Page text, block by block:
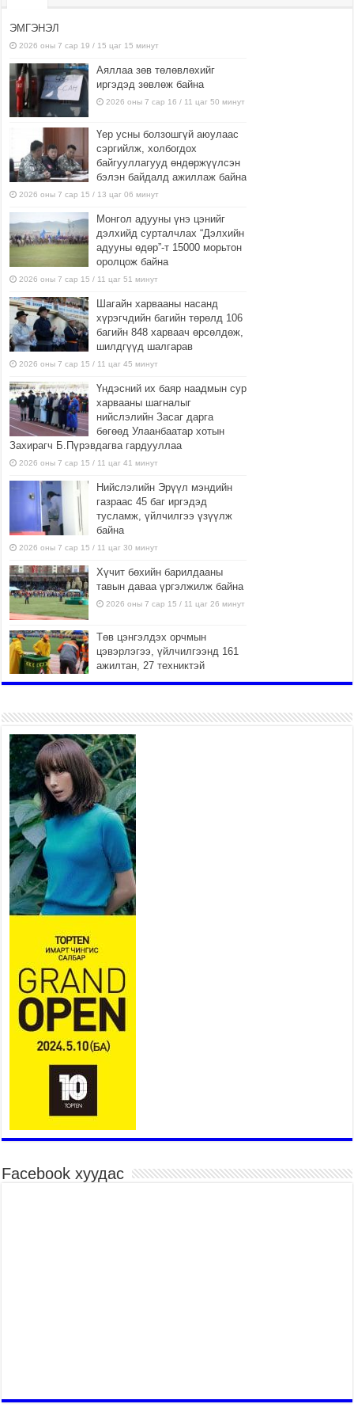
ЭМГЭНЭЛ
2026 оны 7 сар 19 / 15 цаг 15 минут
Аяллаа зөв төлөвлөхийг
иргэдэд зөвлөж байна
2026 оны 7 сар 16 / 11 цаг 50 минут
Үер усны болзошгүй аюулаас
сэргийлж, холбогдох
байгууллагууд өндөржүүлсэн
бэлэн байдалд ажиллаж байна
2026 оны 7 сар 15 / 13 цаг 06 минут
Монгол адууны үнэ цэнийг
дэлхийд сурталчлах “Дэлхийн
адууны өдөр”-т 15000 морьтон
оролцож байна
2026 оны 7 сар 15 / 11 цаг 51 минут
Шагайн харвааны насанд
хүрэгчдийн багийн төрөлд 106
багийн 848 харваач өрсөлдөж,
шилдгүүд шалгарав
2026 оны 7 сар 15 / 11 цаг 45 минут
Үндэсний их баяр наадмын сур
харвааны шагналыг
нийслэлийн Засаг дарга
бөгөөд Улаанбаатар хотын
Захирагч Б.Пүрэвдагва гардууллаа
2026 оны 7 сар 15 / 11 цаг 41 минут
Нийслэлийн Эрүүл мэндийн
газраас 45 баг иргэдэд
тусламж, үйлчилгээ үзүүлж
байна
2026 оны 7 сар 15 / 11 цаг 30 минут
Хүчит бөхийн барилдааны
тавын даваа үргэлжилж байна
2026 оны 7 сар 15 / 11 цаг 26 минут
Төв цэнгэлдэх орчмын
цэвэрлэгээ, үйлчилгээнд 161
ажилтан, 27 техниктэй
ажиллаж байна
Наадмын амралтын өдрүүдэд
нийслэлийн эрүүл мэндийн
байгууллагууд дараах
хуваарийн дагуу ажиллана
2026 оны 7 сар 15 / 11 цаг 18 минут
Үндэсний их баяр наадам
эхэллээ
2026 оны 7 сар 15 / 11 цаг 14 минут
Үер усны аюулаас сэргийлж, нийслэлийн Онцгой
байдлын газрын 162 алба хаагч үүрэг гүйцэтгэж
байна
2026 оны 7 сар 15 / 11 цаг 07 минут
Үндэсний их сурын харваанд 850 харваач цэц
мэргэнээ сорьж байна
2026 оны 7 сар 15 / 11 цаг 03 минут
Төв цэнгэлдэхийн эргэн тойронд
2026 оны 7 сар 15 / 10 цаг 58 минут
Үндэсний их баяр наадмын шагайн харваа
насанд хүрэгчдийн багийн харваагаар
үргэлжилж байна
2026 оны 7 сар 15 / 10 цаг 52 минут
Үндэсний их баяр наадмын хүчит бөхийн
барилдаан эхэллээ
2026 оны 7 сар 15 / 10 цаг 46 минут
Үндэсний хувцасны өдрийг тохиолдуулан
“Дээлтэй монгол наадам” боллоо
Facebook хуудас